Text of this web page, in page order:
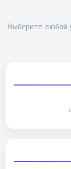
Выберите любой